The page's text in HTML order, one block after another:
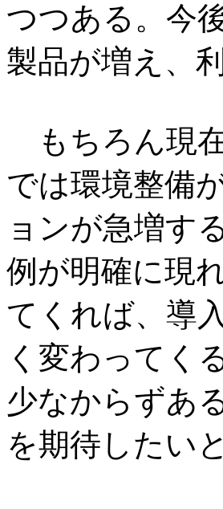
つつある。今
製品が増え、
もちろん現
では環境整備
ョンが急増す
例が明確に現
てくれば、導
く変わってく
少なからずあ
を期待したい